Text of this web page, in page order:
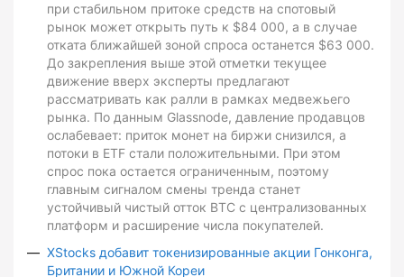
при стабильном притоке средств на спотовый
рынок может открыть путь к $84 000, а в случае
отката ближайшей зоной спроса останется $63 000.
До закрепления выше этой отметки текущее
движение вверх эксперты предлагают
рассматривать как ралли в рамках медвежьего
рынка. По данным Glassnode, давление продавцов
ослабевает: приток монет на биржи снизился, а
потоки в ETF стали положительными. При этом
спрос пока остается ограниченным, поэтому
главным сигналом смены тренда станет
устойчивый чистый отток BTC с централизованных
платформ и расширение числа покупателей.
XStocks добавит токенизированные акции Гонконга,
Британии и Южной Кореи